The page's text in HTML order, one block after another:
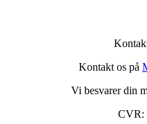
Kontakt os på
Vi besvarer din
CVR: